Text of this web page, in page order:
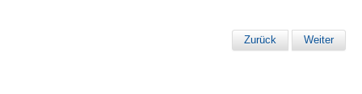
Zurück Weiter